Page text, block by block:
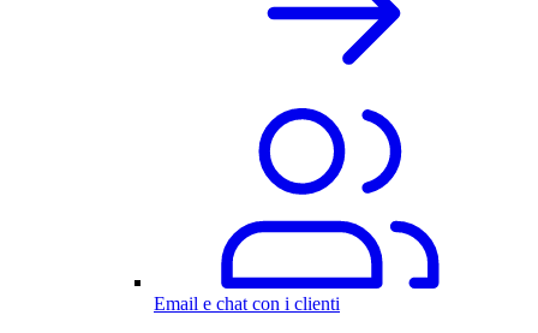
Email e chat con i clienti